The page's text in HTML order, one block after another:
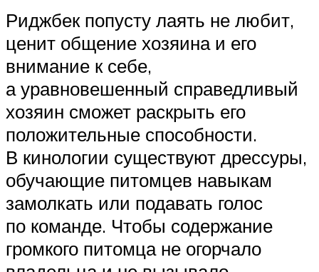
Риджбек попусту лаять не любит,
ценит общение хозяина и его
внимание к себе,
а уравновешенный справедливый
хозяин сможет раскрыть его
положительные способности.
В кинологии существуют дрессуры,
обучающие питомцев навыкам
замолкать или подавать голос
по команде. Чтобы содержание
громкого питомца не огорчало